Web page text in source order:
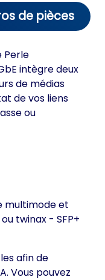
de pièces
Perle
intègre deux
de médias
de vos liens
ou
multimode et
twinax - SFP+
afin de
Vous pouvez